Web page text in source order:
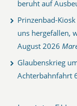
beruht auf
Prinzenbad-
uns hergefallen,
August 2026
Glaubenskrieg
Achterbahnfahrt